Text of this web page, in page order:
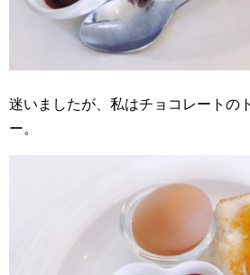
迷いましたが、私はチョコレートの
ー。